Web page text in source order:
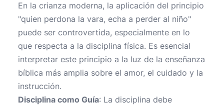
En la crianza moderna, la aplicación del principio
"quien perdona la vara, echa a perder al niño"
puede ser controvertida, especialmente en lo
que respecta a la disciplina física. Es esencial
interpretar este principio a la luz de la enseñanza
bíblica más amplia sobre el amor, el cuidado y la
instrucción.
Disciplina como Guía: La disciplina debe